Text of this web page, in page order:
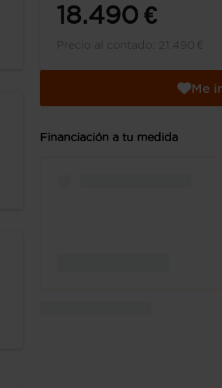
18.490 €
Precio al contado: 21.490 €
Me
Financiación a tu medida